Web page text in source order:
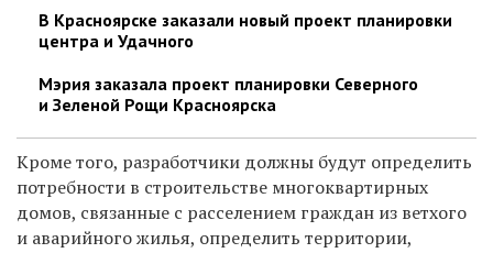
В Красноярске заказали новый проект планировки
центра и Удачного
Мэрия заказала проект планировки Северного
и Зеленой Рощи Красноярска
Кроме того, разработчики должны будут определить
потребности в строительстве многоквартирных
домов, связанные с расселением граждан из ветхого
и аварийного жилья, определить территории,